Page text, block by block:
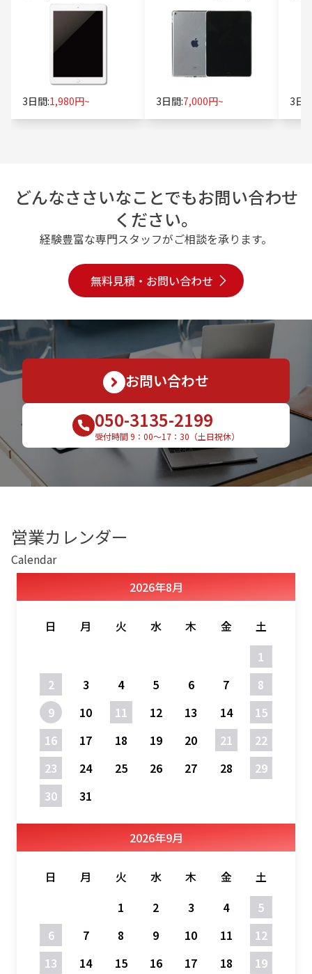
3日間:1,980円~ 3日間:7,000円~ 3日
どんなささいなことでもお問い合わせ
ください。
経験豊富な専門スタッフがご相談を承ります。
無料見積・お問い合わせ
お問い合わせ
050-3135-2199
受付時間 9：00〜17：30（土日祝休）
営業カレンダー
Calendar
2026年8月
日 月 火 水 木 金
土
1
2
3 4 5 6 7
8
9
10 11 12 13 14
15
16
17 18 19 20 21
22
23
24 25 26 27 28
29
30
31
2026年9月
日 月 火 水 木 金
土
1
2 3 4
5
6
7 8 9 10 11
12
13
14 15 16 17 18
19